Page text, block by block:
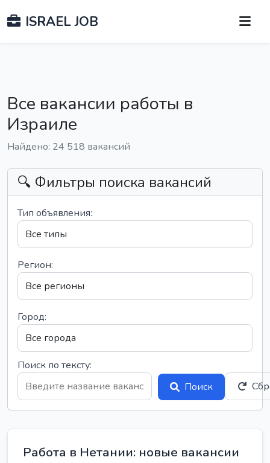
ISRAEL JOB
Все вакансии работы в
Израиле
Найдено: 24 518 вакансий
🔍 Фильтры поиска вакансий
Тип объявления:
Регион:
Город:
Поиск по тексту:
Поиск
Работа в Нетании: новые вакансии